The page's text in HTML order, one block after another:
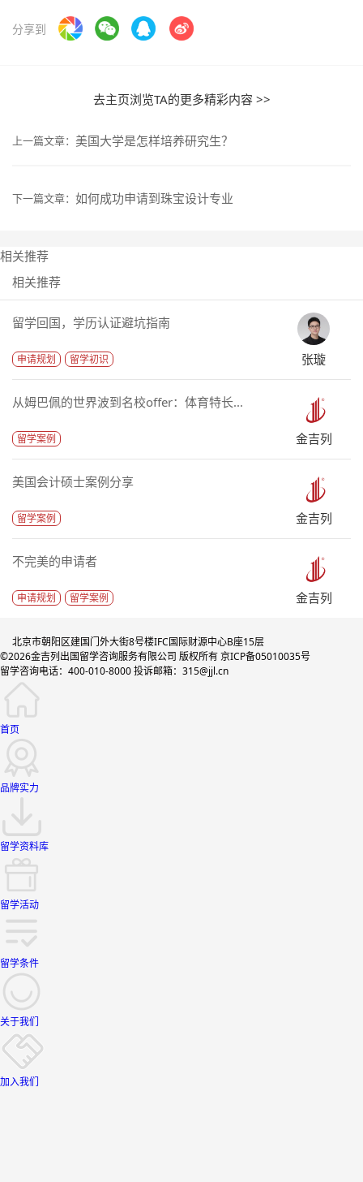
分享到
去主页浏览TA的更多精彩内容 >>
上一篇文章： 美国大学是怎样培养研究生？
下一篇文章： 如何成功申请到珠宝设计专业
相关推荐
相关推荐
留学回国，学历认证避坑指南
申请规划 留学初识 张璇
从姆巴佩的世界波到名校offer：体育特长...
留学案例 金吉列
美国会计硕士案例分享
留学案例 金吉列
不完美的申请者
申请规划 留学案例 金吉列
北京市朝阳区建国门外大街8号楼IFC国际财源中心B座15层
©2026金吉列出国留学咨询服务有限公司 版权所有 京ICP备05010035号
留学咨询电话：400-010-8000 投诉邮箱：315@jjl.cn
首页
品牌实力
留学资料库
留学活动
留学条件
关于我们
加入我们